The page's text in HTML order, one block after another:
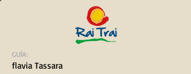
GUÍA:
flavia Tassara